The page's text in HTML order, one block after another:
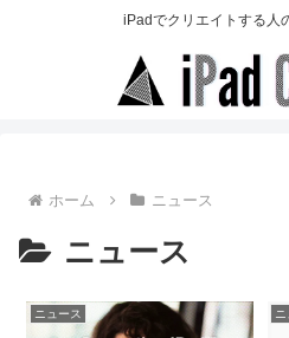
iPadでクリエイトする人
ホーム ニュース
ニュース
ニュース ニ